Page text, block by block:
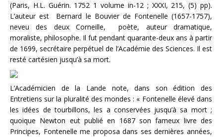
(Paris, H.L. Guérin. 1752 1 volume in-12 ; XXXI, 215, (5) pp).
L’auteur est Bernard le Bouvier de Fontenelle (1657-1757),
neveu des deux Corneille, poète, auteur dramatique,
moraliste, philosophe. Il fut pendant quarante-deux ans à partir
de 1699, secrétaire perpétuel de l’Académie des Sciences. Il est
resté cartésien jusqu’à sa mort.
L’Académicien de la Lande note, dans son édition des
Entretiens sur la pluralité des mondes : « Fontenelle élevé dans
les idées de tourbillons, les a conservées jusqu’à sa mort ;
quoique Newton eut publié en 1687 son fameux livre des
Principes, Fontenelle me proposa dans ses dernières années,